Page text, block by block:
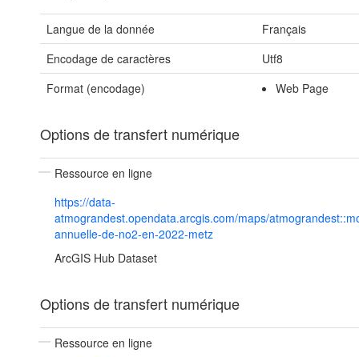
Langue de la donnée
Français
Encodage de caractères
Utf8
Format (encodage)
Web Page
Options de transfert numérique
Ressource en ligne
https://data-
atmograndest.opendata.arcgis.com/maps/
annuelle-de-no2-en-2022-metz
ArcGIS Hub Dataset
Options de transfert numérique
Ressource en ligne